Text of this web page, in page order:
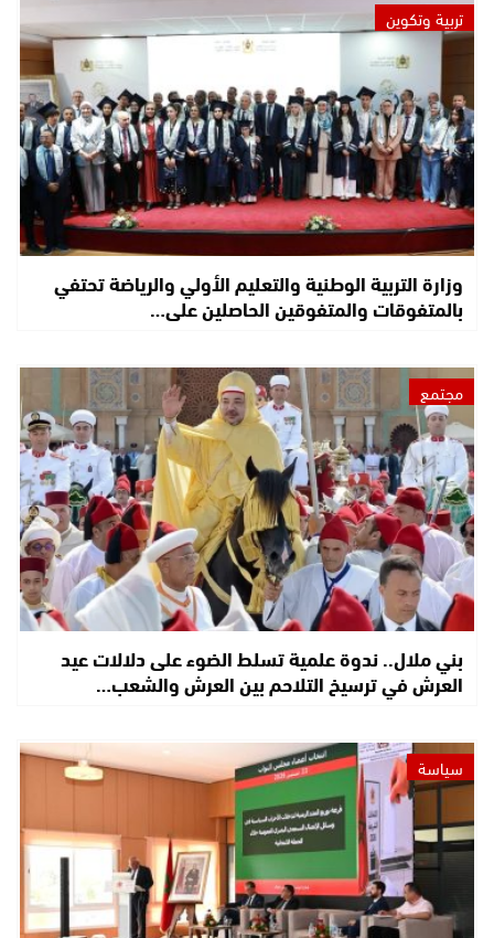
تربية وتكوين
وزارة التربية الوطنية والتعليم الأولي والرياضة تحتفي
بالمتفوقات والمتفوقين الحاصلين على…
مجتمع
بني ملال.. ندوة علمية تسلط الضوء على دلالات عيد
العرش في ترسيخ التلاحم بين العرش والشعب…
سياسة